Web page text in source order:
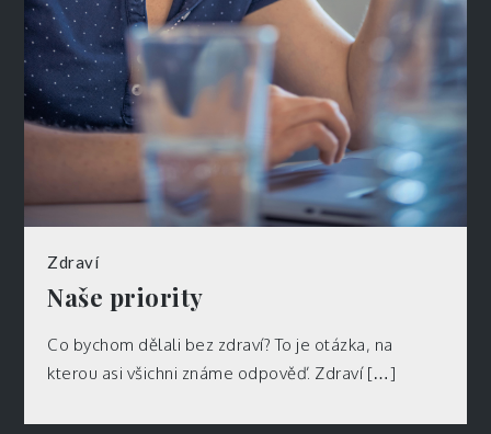
Zdraví
Naše priority
Co bychom dělali bez zdraví? To je otázka, na
kterou asi všichni známe odpověď. Zdraví […]